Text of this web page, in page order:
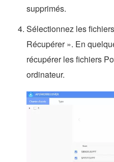
supprimés.
Sélectionnez les
Récupérer ». En
récupérer les fichiers
ordinateur.